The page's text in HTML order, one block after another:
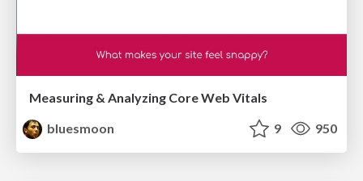
Measuring & Analyzing Core Web Vitals
bluesmoon
9 950